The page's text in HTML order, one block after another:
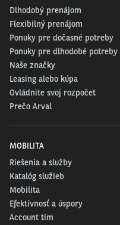
Dlhodobý prenájom
Flexibilný prenájom
Ponuky pre dočasné potreby
Ponuky pre dlhodobé potreby
Naše značky
Leasing alebo kúpa
Ovládnite svoj rozpočet
Prečo Arval
MOBILITA
Riešenia a služby
Katalóg služieb
Mobilita
Efektívnosť a úspory
Account tím